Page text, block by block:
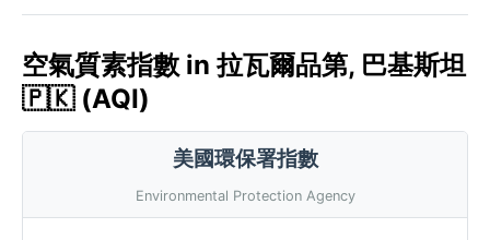
空氣質素指數 in 拉瓦爾品第, 巴基斯坦
🇵🇰 (AQI)
美國環保署指數
Environmental Protection Agency